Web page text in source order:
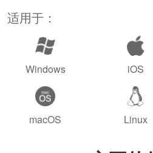
适用于：
Windows iOS
macOS Linux